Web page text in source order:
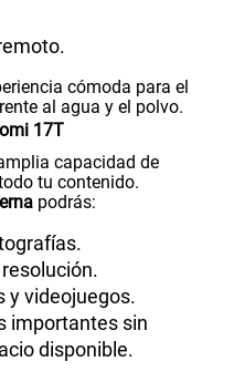
cómoda para el
al agua y el polvo.
17T
capacidad de
tu contenido.
podrás:
y videojuegos.
importantes sin
disponible.